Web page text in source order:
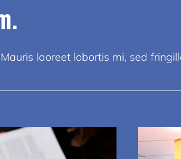
laoreet lobortis mi, sed